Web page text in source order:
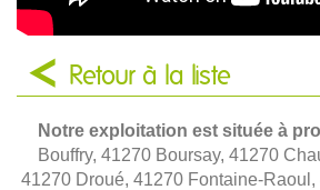
Retour à la liste
Notre exploitation est située à
Bouffry, 41270 Boursay, 41270
41270 Droué, 41270 Fontaine-